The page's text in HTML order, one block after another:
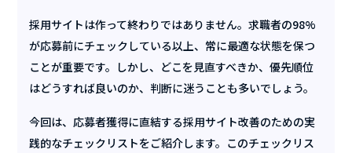
採用サイトは作って終わりではありません。求職者の98%
が応募前にチェックしている以上、常に最適な状態を保つ
ことが重要です。しかし、どこを見直すべきか、優先順位
はどうすれば良いのか、判断に迷うことも多いでしょう。
今回は、応募者獲得に直結する採用サイト改善のための実
践的なチェックリストをご紹介します。このチェックリス